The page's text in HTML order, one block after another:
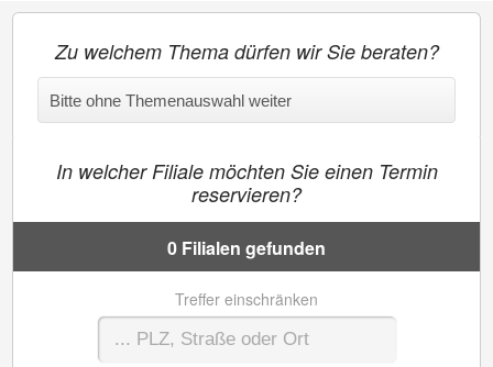
Zu welchem Thema dürfen wir Sie beraten?
In welcher Filiale möchten Sie einen Termin
reservieren?
0 Filialen gefunden
Treffer einschränken